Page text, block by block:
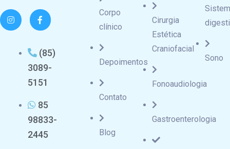
(85)
3089-
5151
85
98833-
2445
Corpo
clínico
Depoimentos
Contato
Blog
Cirurgia
Estética
Craniofacial
Fonoaudiologia
Gastroenterologia
Sono